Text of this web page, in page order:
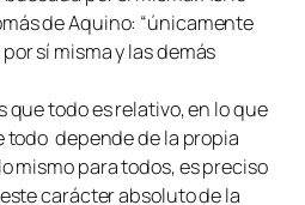
de Aquino: “únicamente
sí misma y las demás
que todo es relativo, en lo que
todo depende de la propia
mismo para todos, es preciso
carácter absoluto de la